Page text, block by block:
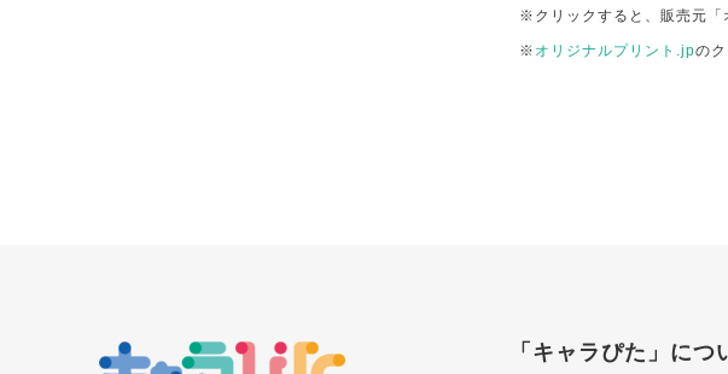
※クリックすると、販売元「
※ オリジナルプリント.jpの
「キャラぴた」につ